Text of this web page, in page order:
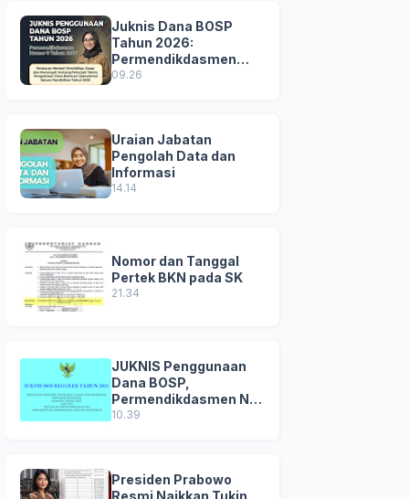
Juknis Dana BOSP
Tahun 2026:
Permendikdasmen
Nomor 8 Tahun 2026
09.26
Uraian Jabatan
Pengolah Data dan
Informasi
14.14
Nomor dan Tanggal
Pertek BKN pada SK
21.34
JUKNIS Penggunaan
Dana BOSP,
Permendikdasmen No
8 Tahun 2025
10.39
Presiden Prabowo
Resmi Naikkan Tukin